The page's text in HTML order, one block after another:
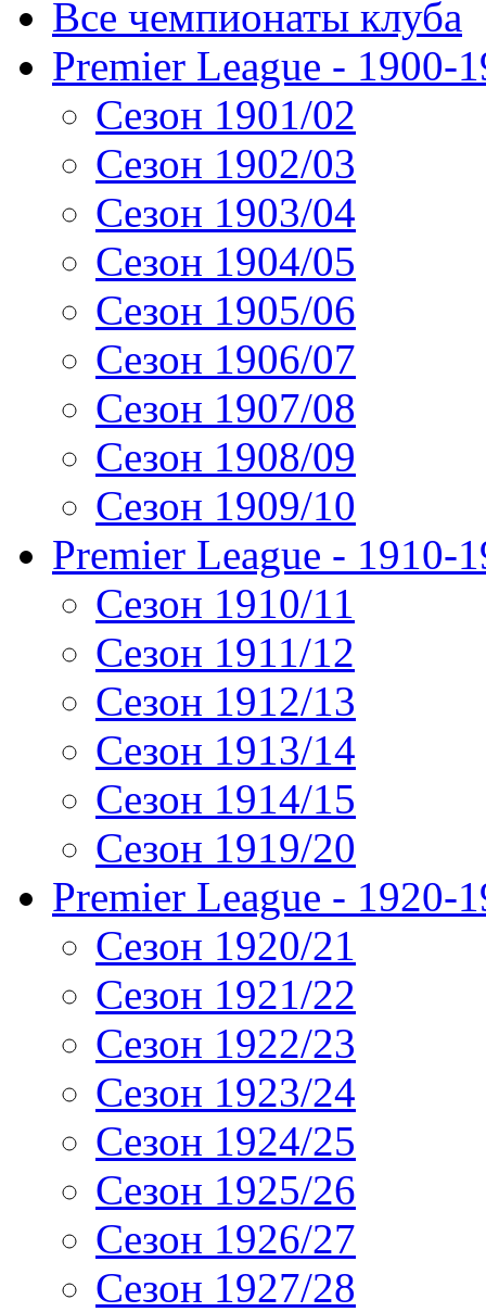
Все чемпионаты клуба
Premier League - 1900-
Сезон 1901/02
Сезон 1902/03
Сезон 1903/04
Сезон 1904/05
Сезон 1905/06
Сезон 1906/07
Сезон 1907/08
Сезон 1908/09
Сезон 1909/10
Premier League - 1910-
Сезон 1910/11
Сезон 1911/12
Сезон 1912/13
Сезон 1913/14
Сезон 1914/15
Сезон 1919/20
Premier League - 1920-
Сезон 1920/21
Сезон 1921/22
Сезон 1922/23
Сезон 1923/24
Сезон 1924/25
Сезон 1925/26
Сезон 1926/27
Сезон 1927/28